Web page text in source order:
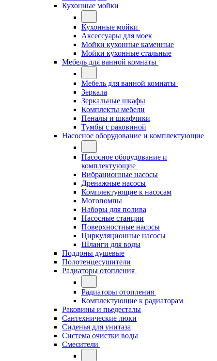
Кухонные мойки
Кухонные мойки
Аксессуары для моек
Мойки кухонные каменные
Мойки кухонные стальные
Мебель для ванной комнаты
Мебель для ванной комнаты
Зеркала
Зеркальные шкафы
Комплекты мебели
Пеналы и шкафчики
Тумбы с раковиной
Насосное оборудование и комплектующие
Насосное оборудование и
комплектующие
Вибрационные насосы
Дренажные насосы
Комплектующие к насосам
Мотопомпы
Наборы для полива
Насосные станции
Поверхностные насосы
Циркуляционные насосы
Шланги для воды
Поддоны душевые
Полотенцесушители
Радиаторы отопления
Радиаторы отопления
Комплектующие к радиаторам
Раковины и пьедесталы
Сантехнические люки
Сиденья для унитаза
Система очистки воды
Смесители